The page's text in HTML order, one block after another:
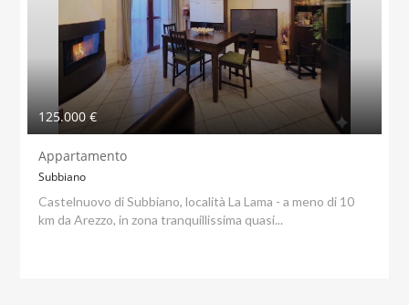
125.000 €
Appartamento
Subbiano
Castelnuovo di Subbiano, località La Lama - a meno di 10
km da Arezzo, in zona tranquillissima quasi...